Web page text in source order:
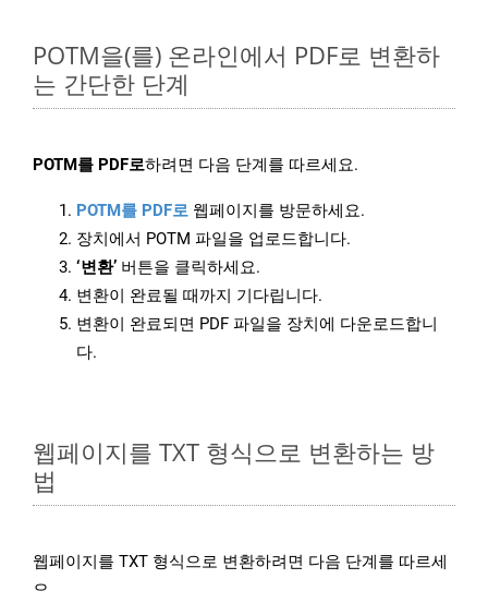
POTM을(를) 온라인에서 PDF로 변환하
는 간단한 단계
POTM를 PDF로하려면 다음 단계를 따르세요.
POTM를 PDF로 웹페이지를 방문하세요.
장치에서 POTM 파일을 업로드합니다.
‘변환’ 버튼을 클릭하세요.
변환이 완료될 때까지 기다립니다.
변환이 완료되면 PDF 파일을 장치에 다운로드합니
다.
웹페이지를 TXT 형식으로 변환하는 방
법
웹페이지를 TXT 형식으로 변환하려면 다음 단계를 따르세